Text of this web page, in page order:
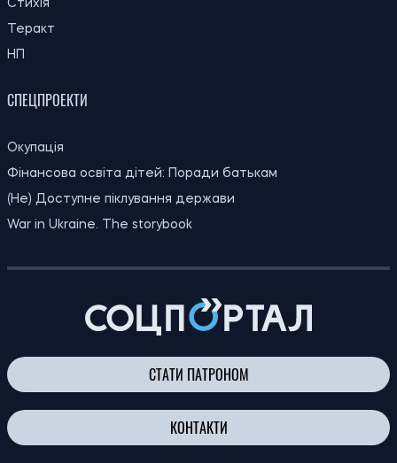
Стихія
Фінансова освіта дітей: Поради батькам
(Не) Доступне піклування держави
СТАТИ ПАТРОНОМ